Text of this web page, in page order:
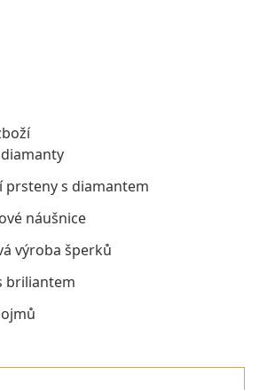
prsteny s diamantem
náušnice
výroba šperků
briliantem